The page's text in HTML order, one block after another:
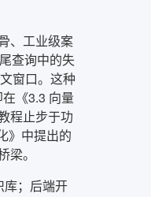
、工业级案
查询中的失
窗口。这种
《3.3 向量
程止步于功
》中提出的
。
库；后端开